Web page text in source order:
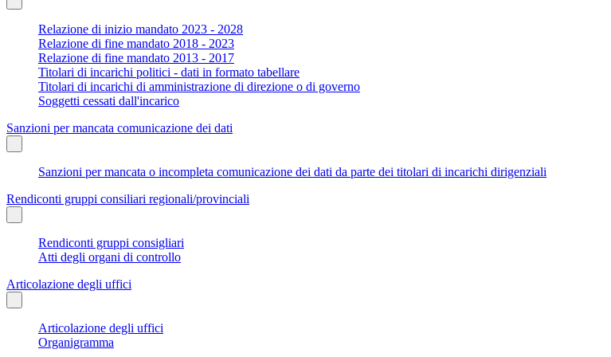
Relazione di inizio mandato 2023 - 2028
Relazione di fine mandato 2018 - 2023
Relazione di fine mandato 2013 - 2017
Titolari di incarichi politici - dati in formato tabellare
Titolari di incarichi di amministrazione di direzione o di governo
Soggetti cessati dall'incarico
Sanzioni per mancata comunicazione dei dati
Sanzioni per mancata o incompleta comunicazione dei dati da parte dei titolari di incarichi dirigenziali
Rendiconti gruppi consiliari regionali/provinciali
Rendiconti gruppi consigliari
Atti degli organi di controllo
Articolazione degli uffici
Articolazione degli uffici
Organigramma